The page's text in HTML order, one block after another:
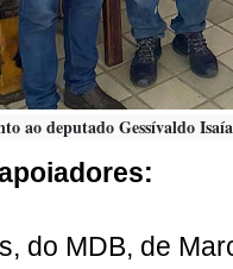
ao deputado Gessívaldo
do MDB, de